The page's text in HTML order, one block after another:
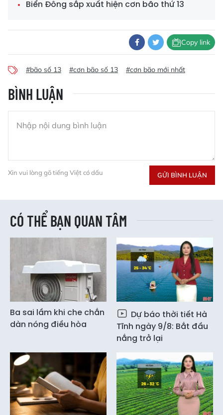
Biển Đông sắp xuất hiện cơn bão thứ 13
Copy link
#bão số 13 #cơn bão số 13 #cơn bão mới nhất
BÌNH LUẬN
Xin vui lòng gõ tiếng Việt có dấu GỬI BÌNH LUẬN
CÓ THỂ BẠN QUAN TÂM
Ba sai lầm khi che chắn
dàn nóng điều hòa
Dự báo thời tiết Hà
Tĩnh ngày 9/8: Bắt đầu
nắng trở lại